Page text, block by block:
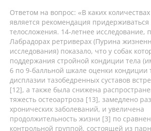
Ответом на вопрос: «В каких
является рекомендация придерживаться
телосложения. 14-летнее исследование,
Лабрадорах ретриверах (Пурина
исследования) показало, что у собак
поддержания стройной кондиции тела
6 по 9-балльной шкале оценки кондиции
дисплазии тазобедренных суставов
[12], а также была снижена
тяжесть остеоартроза [13], замедлено
хронических заболеваний, и увеличена
продолжительность жизни [3] по
контрольной группой, состоящей из